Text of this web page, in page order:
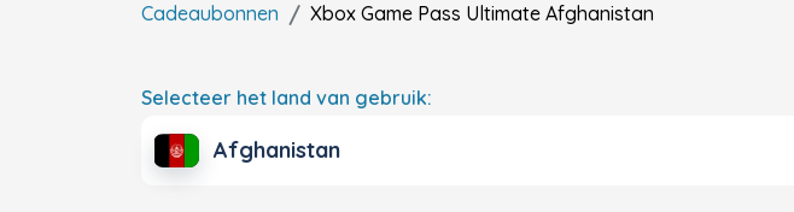
Cadeaubonnen Xbox Game Pass Ultimate Afghanistan
Selecteer het land van gebruik:
Afghanistan